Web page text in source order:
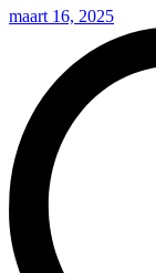
maart 16, 2025